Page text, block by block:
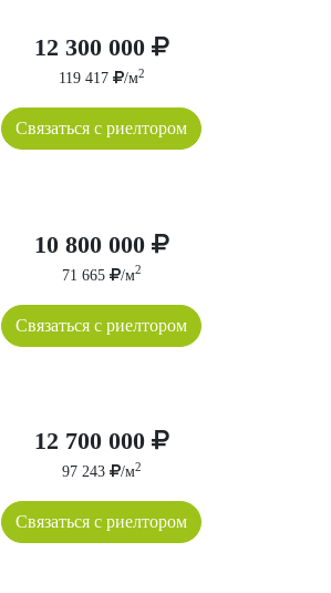
12 300 000
119 417 /м2
Связаться с риелтором
10 800 000
71 665 /м2
Связаться с риелтором
12 700 000
97 243 /м2
Связаться с риелтором